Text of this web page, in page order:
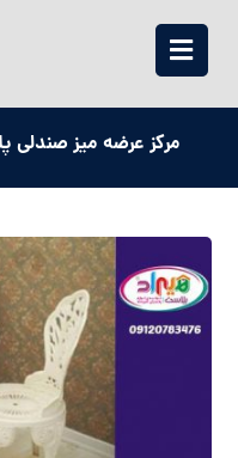
مرکز عرضه میز